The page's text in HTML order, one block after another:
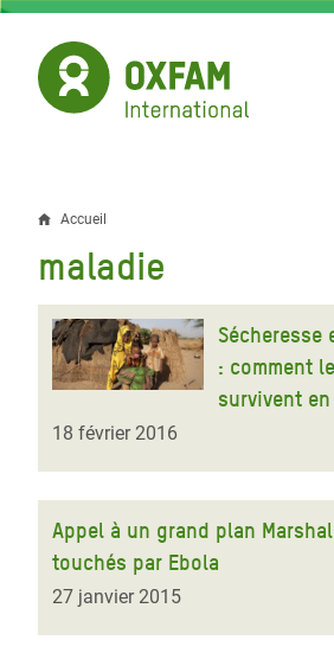
Aller
contenu
principal
Fil
d'Ariane
Accueil
maladie
Sécheresse
: comment
survivent
18 février 2016
Appel à un grand plan
touchés par Ebola
27 janvier 2015